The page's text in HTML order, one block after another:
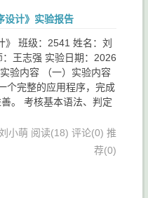
计》实验报告
》 班级：2541 姓名：刘
王志强 实验日期：2026
验内容 （一）实验内容
个完整的应用程序，完成
。 考核基本语法、判定
小萌 阅读(18) 评论(0) 推
荐(0)